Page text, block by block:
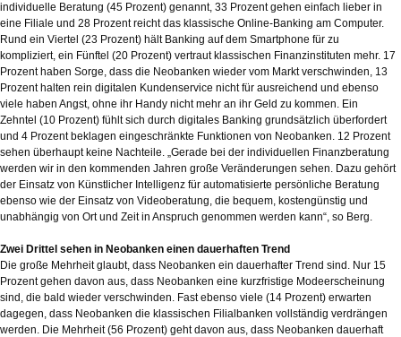
individuelle Beratung (45 Prozent) genannt, 33 Prozent gehen einfach lieber in
eine Filiale und 28 Prozent reicht das klassische Online-Banking am Computer.
Rund ein Viertel (23 Prozent) hält Banking auf dem Smartphone für zu
kompliziert, ein Fünftel (20 Prozent) vertraut klassischen Finanzinstituten mehr. 17
Prozent haben Sorge, dass die Neobanken wieder vom Markt verschwinden, 13
Prozent halten rein digitalen Kundenservice nicht für ausreichend und ebenso
viele haben Angst, ohne ihr Handy nicht mehr an ihr Geld zu kommen. Ein
Zehntel (10 Prozent) fühlt sich durch digitales Banking grundsätzlich überfordert
und 4 Prozent beklagen eingeschränkte Funktionen von Neobanken. 12 Prozent
sehen überhaupt keine Nachteile. „Gerade bei der individuellen Finanzberatung
werden wir in den kommenden Jahren große Veränderungen sehen. Dazu gehört
der Einsatz von Künstlicher Intelligenz für automatisierte persönliche Beratung
ebenso wie der Einsatz von Videoberatung, die bequem, kostengünstig und
unabhängig von Ort und Zeit in Anspruch genommen werden kann“, so Berg.
Zwei Drittel sehen in Neobanken einen dauerhaften Trend
Die große Mehrheit glaubt, dass Neobanken ein dauerhafter Trend sind. Nur 15
Prozent gehen davon aus, dass Neobanken eine kurzfristige Modeerscheinung
sind, die bald wieder verschwinden. Fast ebenso viele (14 Prozent) erwarten
dagegen, dass Neobanken die klassischen Filialbanken vollständig verdrängen
werden. Die Mehrheit (56 Prozent) geht davon aus, dass Neobanken dauerhaft